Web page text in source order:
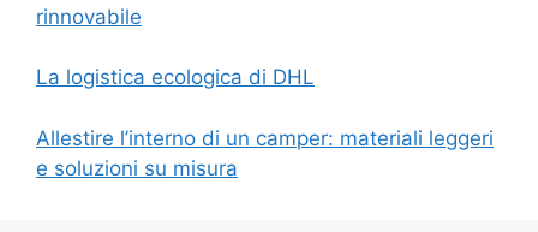
rinnovabile
La logistica ecologica di DHL
Allestire l’interno di un camper: materiali leggeri
e soluzioni su misura